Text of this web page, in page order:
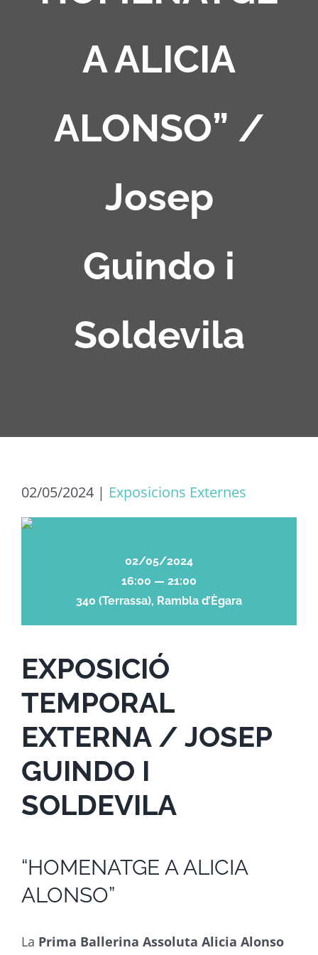
A ALICIA
ALONSO” /
Josep
Guindo i
Soldevila
02/05/2024 | Exposicions Externes
EXPOSICIÓ
TEMPORAL
EXTERNA / JOSEP
GUINDO I
SOLDEVILA
“HOMENATGE A ALICIA
ALONSO”
La Prima Ballerina Assoluta Alicia Alonso
02/05/2024
16:00 — 21:00
340 (Terrassa), Rambla d’Ègara